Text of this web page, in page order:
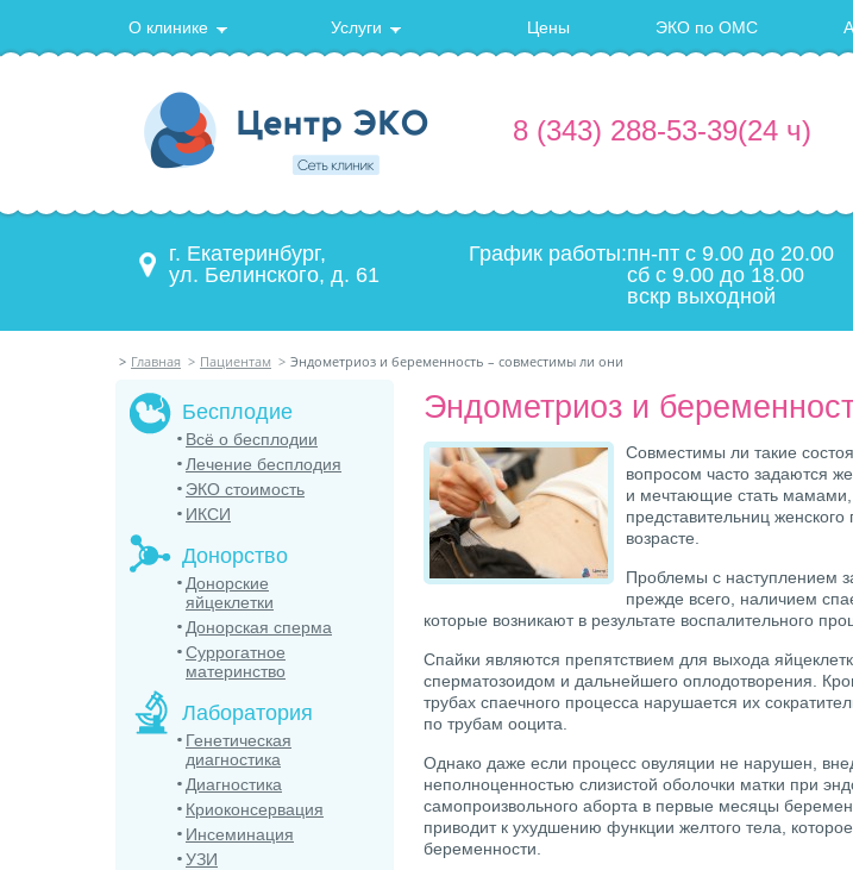
О клинике Услуги Цены ЭКО по ОМС
8 (343) 288-53-39(24 ч)
г. Екатеринбург,
ул. Белинского, д. 61
График работы:пн-пт с 9.00 до 20.00
сб с 9.00 до 18.00
вскр выходной
> Главная > Пациентам > Эндометриоз и беременность – совместимы ли они
Бесплодие
Всё о бесплодии
Лечение бесплодия
ЭКО стоимость
ИКСИ
Донорство
Донорские
яйцеклетки
Донорская сперма
Суррогатное
материнство
Лаборатория
Генетическая
диагностика
Диагностика
Криоконсервация
Инсеминация
УЗИ
Эндометриоз и
Совместимы ли такие
вопросом часто задаются
и мечтающие стать мамами,
представительниц
возрасте.
Проблемы с наступлением
прежде всего, наличием
которые возникают в результате воспалительного
Спайки являются препятствием для выхода
сперматозоидом и дальнейшего оплодотворения.
трубах спаечного процесса нарушается их
по трубам ооцита.
Однако даже если процесс овуляции не нарушен,
неполноценностью слизистой оболочки матки при
самопроизвольного аборта в первые месяцы
приводит к ухудшению функции желтого тела,
беременности.